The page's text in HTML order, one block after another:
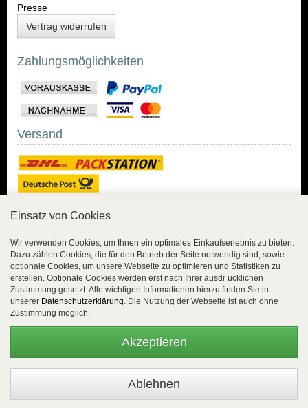
Presse
Vertrag widerrufen
Zahlungsmöglichkeiten
Versand
Sicher Einkaufen mit
Trusted Shops und
Geld-zurück-Garantie.
lückenlos verschlüsselt
übertragen.
Die Shop-Server sind PCI-zertifiziert.
Einsatz von Cookies
Wir verwenden Cookies, um Ihnen ein optimales Einkaufserlebnis zu bieten.
Dazu zählen Cookies, die für den Betrieb der Seite notwendig sind, sowie
optionale Cookies, um unsere Webseite zu optimieren und Statistiken zu
erstellen. Optionale Cookies werden erst nach Ihrer ausdr ücklichen
Zustimmung gesetzt. Alle wichtigen Informationen hierzu finden Sie in
unserer Datenschutzerklärung. Die Nutzung der Webseite ist auch ohne
Zustimmung möglich.
Akzeptieren